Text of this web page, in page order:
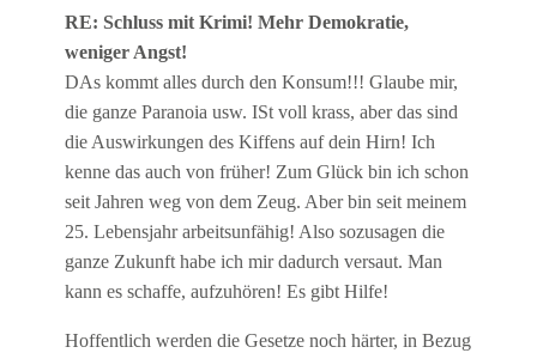
RE: Schluss mit Krimi! Mehr Demokratie,
weniger Angst!
DAs kommt alles durch den Konsum!!! Glaube mir,
die ganze Paranoia usw. ISt voll krass, aber das sind
die Auswirkungen des Kiffens auf dein Hirn! Ich
kenne das auch von früher! Zum Glück bin ich schon
seit Jahren weg von dem Zeug. Aber bin seit meinem
25. Lebensjahr arbeitsunfähig! Also sozusagen die
ganze Zukunft habe ich mir dadurch versaut. Man
kann es schaffe, aufzuhören! Es gibt Hilfe!
Hoffentlich werden die Gesetze noch härter, in Bezug